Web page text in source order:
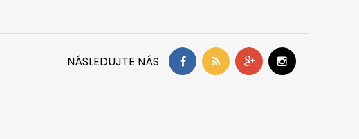
NÁSLEDUJTE NÁS